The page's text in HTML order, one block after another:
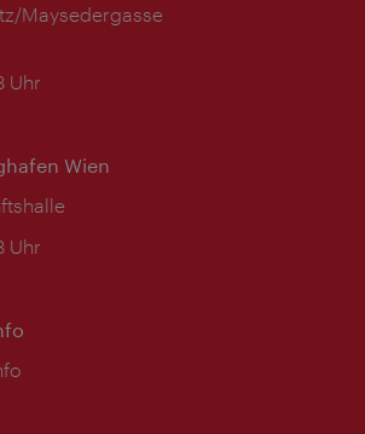
Maysedergasse
Uhr
Wien
Uhr